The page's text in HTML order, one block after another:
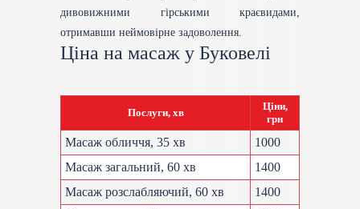
дивовижними гірськими краєвидами,
отримавши неймовірне задоволення.
Ціна на масаж у Буковелі
Послуги, хв
Ціни,
грн
Масаж обличчя, 35 хв
1000
Масаж загальний, 60 хв
1400
Масаж розслабляючий, 60 хв
1400